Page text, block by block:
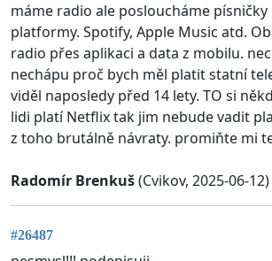
máme radio ale posloucháme písničky
platformy. Spotify, Apple Music atd.
radio přes aplikaci a data z mobilu.
nechápu proč bych měl platit statní
viděl naposledy před 14 lety. TO si
lidi platí Netflix tak jim nebude vadit
z toho brutálně návraty. promiňte mi
Radomír Brenkuš(Cvikov, 2025-06-12)
#26487